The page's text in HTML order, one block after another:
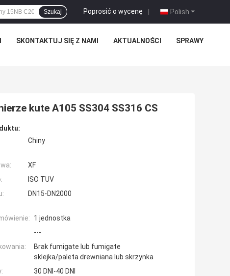
Polish
Poprosić o wycenę |
Szukaj
SKONTAKTUJ SIĘ Z NAMI AKTUALNOŚCI SPRAWY
kute A105 SS304 SS316 CS
Chiny
XF
ISO TUV
DN15-DN2000
1 jednostka
---
Brak fumigate lub fumigate
sklejka/paleta drewniana lub skrzynka
30 DNI-40 DNI